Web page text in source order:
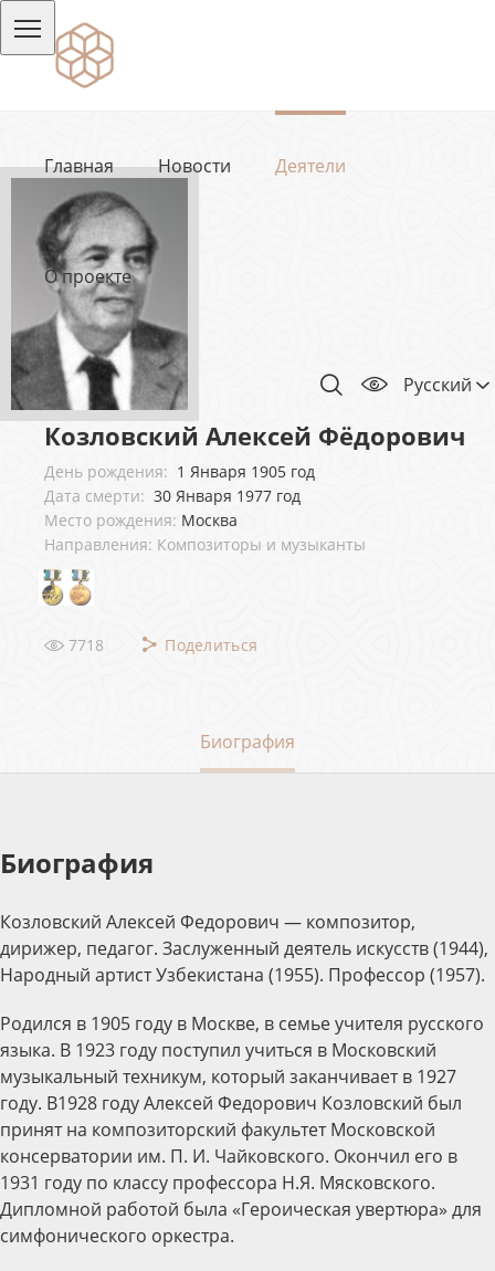
Главная Новости Деятели
О проекте
Русский
Козловский Алексей Фёдорович
День рождения: 1 Января 1905 год
Дата смерти: 30 Января 1977 год
Место рождения: Москва
Направления: Композиторы и музыканты
7718 Поделиться
Биография
Биография
Козловский Алексей Федорович — композитор,
дирижер, педагог. Заслуженный деятель искусств (1944),
Народный артист Узбекистана (1955). Профессор (1957).
Родился в 1905 году в Москве, в семье учителя русского
языка. В 1923 году поступил учиться в Московский
музыкальный техникум, который заканчивает в 1927
году. В1928 году Алексей Федорович Козловский был
принят на композиторский факультет Московской
консерватории им. П. И. Чайковского. Окончил его в
1931 году по классу профессора Н.Я. Мясковского.
Дипломной работой была «Героическая увертюра» для
симфонического оркестра.